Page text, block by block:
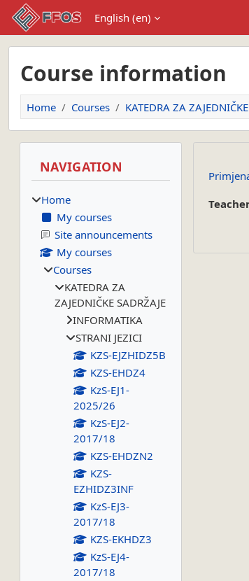
Skip to main content
English ‎(en)‎
Course information
Home Courses KATEDRA ZA
NAVIGATION
Home
My courses
Site announcements
My courses
Courses
KATEDRA ZA
ZAJEDNIČKE SADRŽAJE
INFORMATIKA
STRANI JEZICI
KZS-EJZHIDZ5B
KZS-EHDZ4
KzS-EJ1-
2025/26
KzS-EJ2-
2017/18
KZS-EHDZN2
KZS-
EZHIDZ3INF
KzS-EJ3-
2017/18
KZS-EKHDZ3
KzS-EJ4-
2017/18